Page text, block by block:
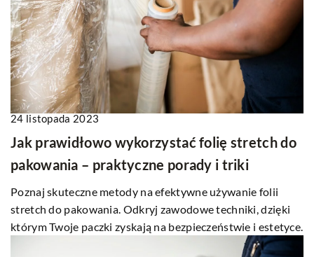
24 listopada 2023
Jak prawidłowo wykorzystać folię stretch do
pakowania – praktyczne porady i triki
Poznaj skuteczne metody na efektywne używanie folii
stretch do pakowania. Odkryj zawodowe techniki, dzięki
którym Twoje paczki zyskają na bezpieczeństwie i estetyce.